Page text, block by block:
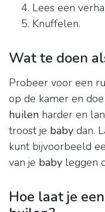
Lees een
Knuffelen.
Wat te doen
Probeer voor een
op de kamer en
huilen harder en
troost je baby dan.
kunt bijvoorbeeld
van je baby leggen
Hoe laat je